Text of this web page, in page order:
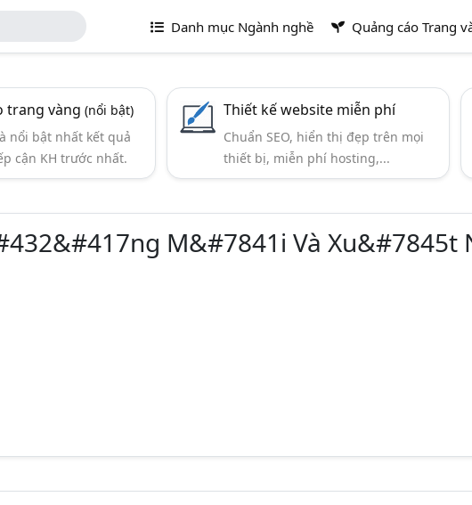
Danh mục Ngành nghề Quảng cáo Trang
trang vàng(nổi bật)
nổi bật nhất kết quả
cận KH trước nhất.
Thiết kế website miễn phí
Chuẩn SEO, hiển thị đẹp trên mọi
thiết bị, miễn phí hosting,...
M&#7841i Và Xu&#7845t